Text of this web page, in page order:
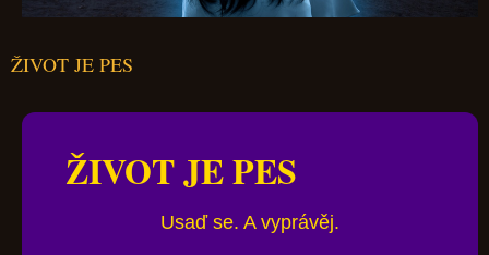
ŽIVOT JE PES
ŽIVOT JE PES
Usaď se. A vyprávěj.